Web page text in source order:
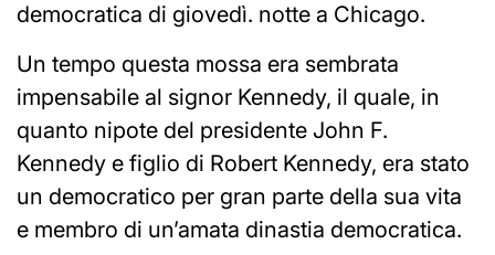
democratica di giovedì. notte a Chicago.
Un tempo questa mossa era sembrata
impensabile al signor Kennedy, il quale, in
quanto nipote del presidente John F.
Kennedy e figlio di Robert Kennedy, era stato
un democratico per gran parte della sua vita
e membro di un’amata dinastia democratica.